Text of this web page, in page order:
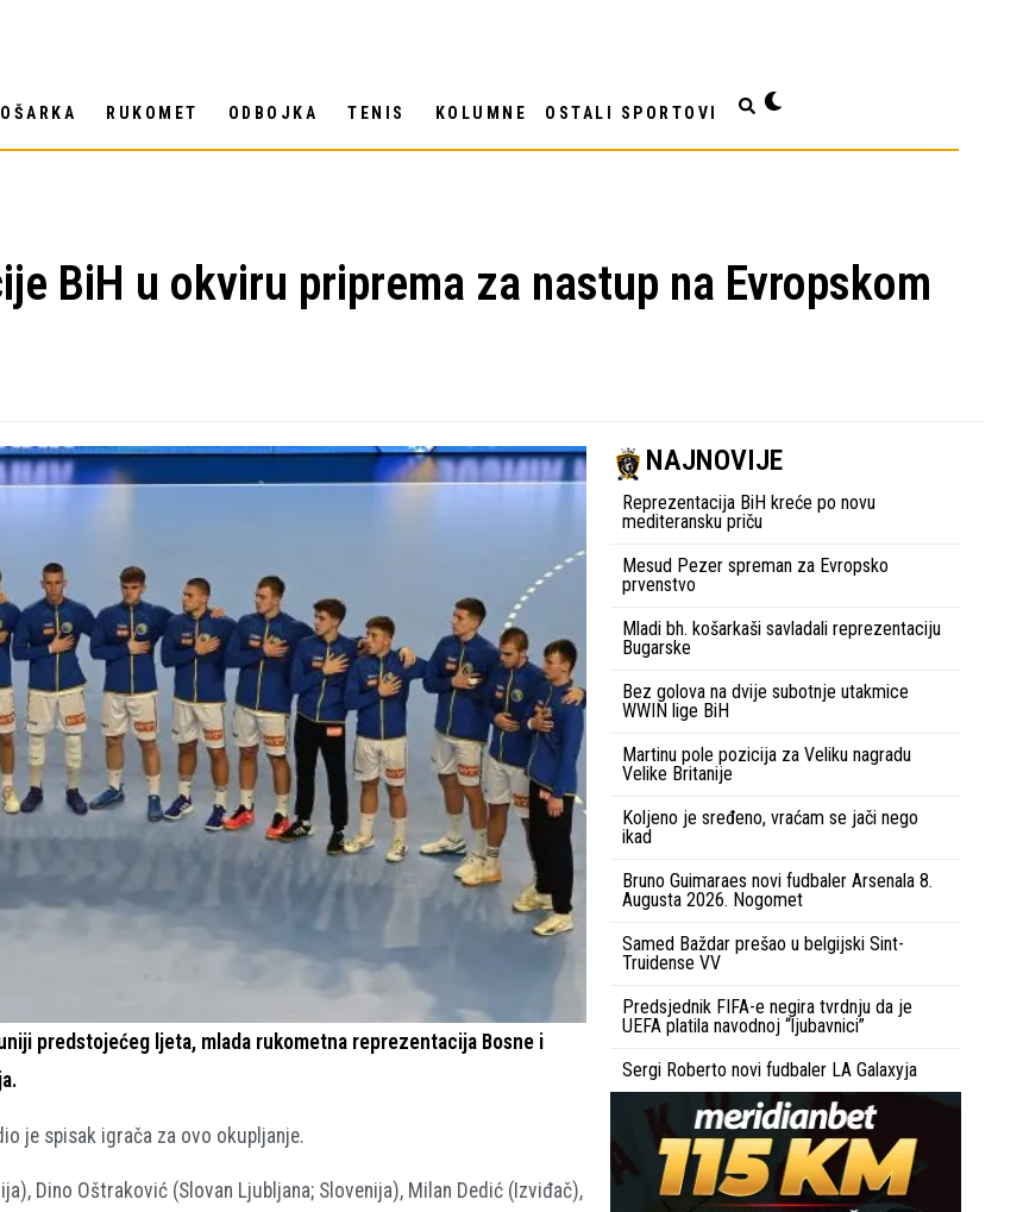
RUKOMET ODBOJKA TENIS KOLUMNE OSTALI SPORTOVI
BiH u okviru priprema za nastup na Evropskom
predstojećeg ljeta, mlada rukometna reprezentacija Bosne i
je spisak igrača za ovo okupljanje.
Dino Oštraković (Slovan Ljubljana; Slovenija), Milan Dedić (Izviđač),
NAJNOVIJE
Reprezentacija BiH kreće po novu
mediteransku priču
Mesud Pezer spreman za Evropsko
prvenstvo
Mladi bh. košarkaši savladali reprezentaciju
Bugarske
Bez golova na dvije subotnje utakmice
WWIN lige BiH
Martinu pole pozicija za Veliku nagradu
Velike Britanije
Koljeno je sređeno, vraćam se jači nego
ikad
Bruno Guimaraes novi fudbaler Arsenala 8.
Augusta 2026. Nogomet
Samed Baždar prešao u belgijski Sint-
Truidense VV
Predsjednik FIFA-e negira tvrdnju da je
UEFA platila navodnoj “ljubavnici”
Sergi Roberto novi fudbaler LA Galaxyja